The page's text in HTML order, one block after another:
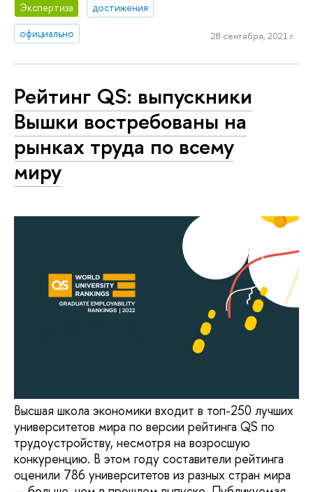
Экспертиза
достижения
официально
28 сентября, 2021 г.
Рейтинг QS: выпускники
Вышки востребованы на
рынках труда по всему
миру
Высшая школа экономики входит в топ-250 лучших
университетов мира по версии рейтинга QS по
трудоустройству, несмотря на возросшую
конкуренцию. В этом году составители рейтинга
оценили 786 университетов из разных стран мира